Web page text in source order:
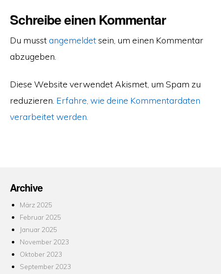
Schreibe einen Kommentar
Du musstangemeldetsein, um einen Kommentar
abzugeben.
Diese Website verwendet Akismet, um Spam zu
reduzieren. Erfahre, wie deine Kommentardaten
verarbeitet werden.
Archive
März 2025
Februar 2025
Januar 2025
November 2023
Oktober 2023
September 2023